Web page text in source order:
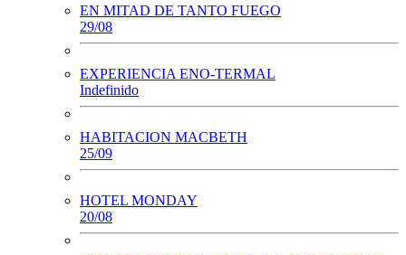
EN MITAD DE TANTO FUEGO
29/08
EXPERIENCIA ENO-TERMAL
Indefinido
HABITACION MACBETH
25/09
HOTEL MONDAY
20/08